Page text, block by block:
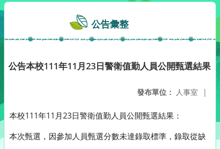
公告彙整
公告本校111年11月23日警衛值勤人員公開甄選結果
發布單位： 人事室 |
本校111年11月23日警衛值勤人員公開甄選結果：
本次甄選，因參加人員甄選分數未達錄取標準，錄取從缺